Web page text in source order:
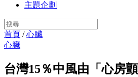
主題企劃
首頁 /心臟
心臟
台灣15％中風由「心房